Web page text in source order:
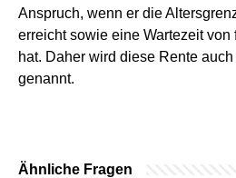
Anspruch, wenn er die
erreicht sowie eine Wartezeit
hat. Daher wird diese Rente
genannt.
Ähnliche Fragen